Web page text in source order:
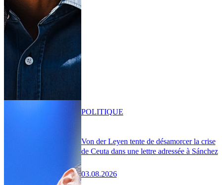
Von der Leyen tente de désamorcer la crise
de Ceuta dans une lettre adressée à Sánchez
03.08.2026
POLITIQUE